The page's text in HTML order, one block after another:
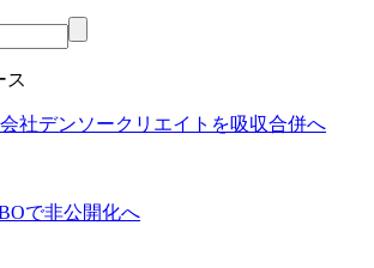
ス
社デンソークリエイトを吸収合併へ
で非公開化へ